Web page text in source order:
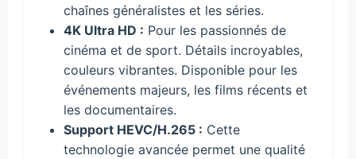
chaînes généralistes et les séries.
4K Ultra HD : Pour les passionnés de
cinéma et de sport. Détails incroyables,
couleurs vibrantes. Disponible pour les
événements majeurs, les films récents et
les documentaires.
Support HEVC/H.265 : Cette
technologie avancée permet une qualité